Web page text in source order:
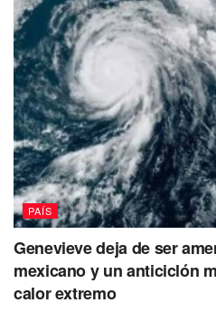
PAÍS
Genevieve deja de ser
mexicano y un anticiclón
calor extremo